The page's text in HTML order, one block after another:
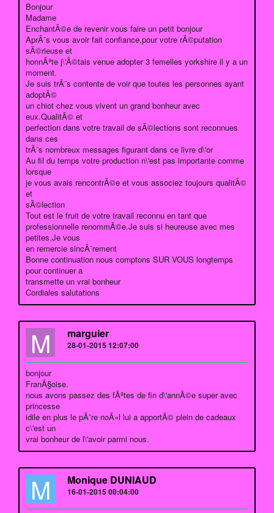
Bonjour
Madame
EnchantÃ©e de revenir vous faire un petit bonjour
AprÃ¨s vous avoir fait confiance,pour votre rÃ©putation
sÃ©rieuse et
honnÃªte j\'Ã©tais venue adopter 3 femelles yorkshire il y a un
moment.
Je suis trÃ¨s contente de voir que toutes les personnes ayant
adoptÃ©
un chiot chez vous vivent un grand bonheur avec
eux.QualitÃ© et
perfection dans votre travail de sÃ©lections sont reconnues
dans ces
trÃ¨s nombreux messages figurant dans ce livre d\'or
Au fil du temps votre production n\'est pas importante comme
lorsque
je vous avais rencontrÃ©e et vous associez toujours qualitÃ©
et
sÃ©lection
Tout est le fruit de votre travail reconnu en tant que
professionnelle renommÃ©e.Je suis si heureuse avec mes
petites.Je vous
en remercie sincÃ¨rement
Bonne continuation nous comptons SUR VOUS longtemps
pour continuer a
transmette un vrai bonheur
Cordiales salutations
M marguier
28-01-2015 12:07:00
bonjour
FranÃ§oise.
nous avons passez des fÃªtes de fin d\'annÃ©e super avec
princesse
idile en plus le pÃ¨re noÃ«l lui a apportÃ© plein de cadeaux
c\'est un
vrai bonheur de l\'avoir parmi nous.
M Monique DUNIAUD
16-01-2015 00:04:00